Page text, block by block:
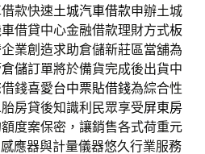
款快速土城汽車借款申辦土城
借貸中心金融借款理財方式板
業創造求助倉儲新莊區當舖為
倉儲訂單將於備貨完成後出貨中
錢喜愛台中票貼借錢為綜合性
房貸後知識利民眾享受屏東房
度案保密，讓銷售各式荷重元
感應器與計量儀器悠久行業服務